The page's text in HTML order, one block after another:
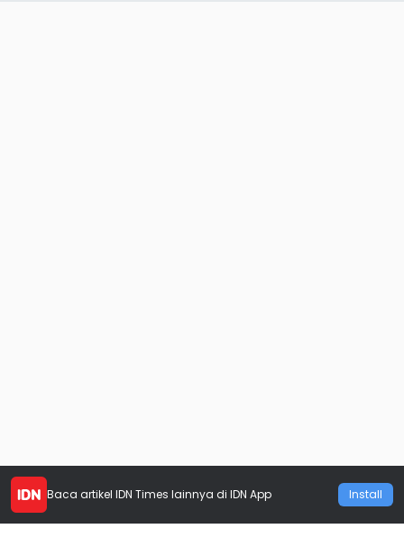
Baca artikel IDN Times lainnya di IDN App Install